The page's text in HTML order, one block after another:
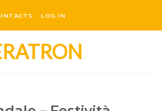
LOG IN